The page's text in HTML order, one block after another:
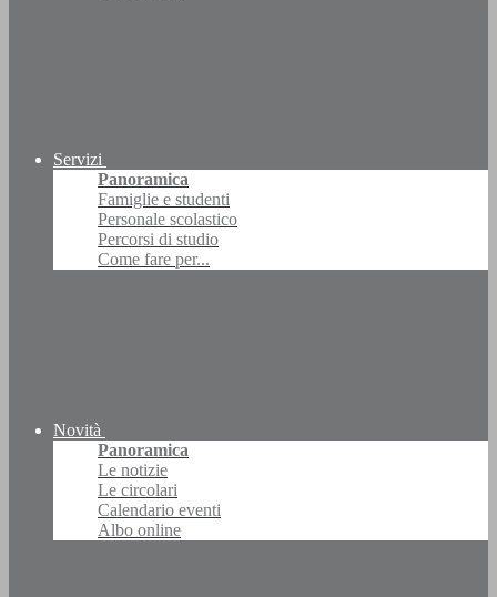
Servizi
Panoramica
Famiglie e studenti
Personale scolastico
Percorsi di studio
Come fare per...
Novità
Panoramica
Le notizie
Le circolari
Calendario eventi
Albo online